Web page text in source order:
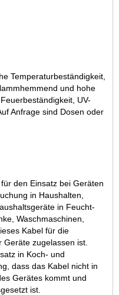
Temperaturbeständigkeit,
und hohe
UV-
Anfrage sind Dosen oder
den Einsatz bei Geräten
in Haushalten,
in Feucht-
Waschmaschinen,
Kabel für die
zugelassen ist.
in Koch- und
dass das Kabel nicht in
Gerätes kommt und
ist.